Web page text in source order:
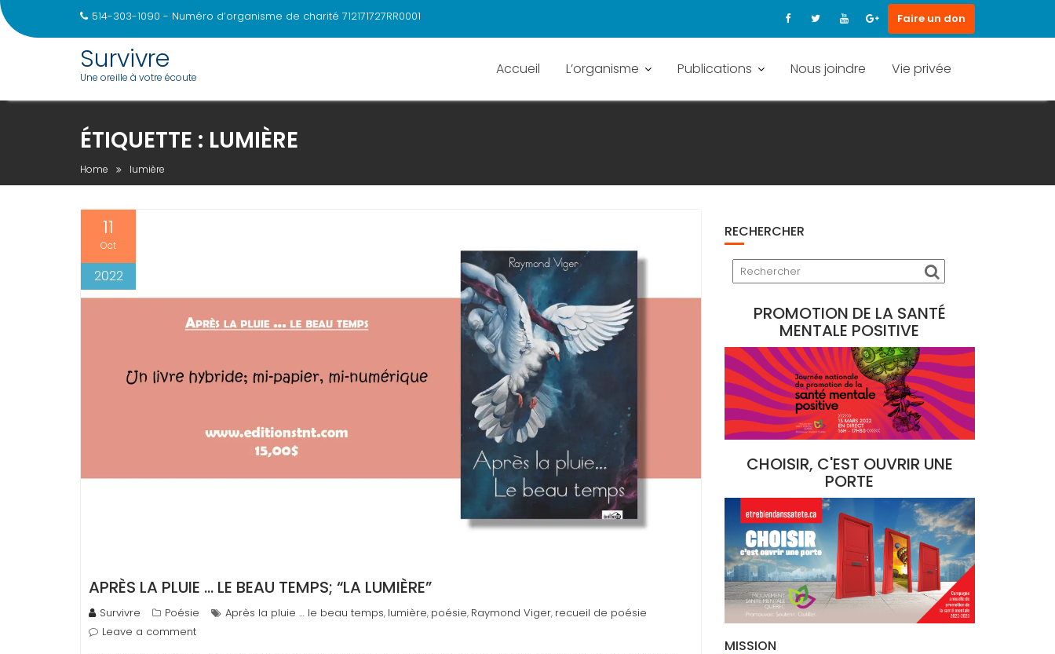
514-303-1090 - Numéro d’organisme de charité 712171727RR0001 Faire un don
Survivre
Une oreille à votre écoute Accueil L’organisme Publications Nous joindre Vie privée
ÉTIQUETTE : LUMIÈRE
Home lumière
11
Oct
2022
APRÈS LA PLUIE … LE BEAU TEMPS; “LA LUMIÈRE”
Survivre Poésie Après la pluie … le beau temps, lumière, poésie, Raymond Viger, recueil de poésie
Leave a comment
RECHERCHER
PROMOTION DE LA SANTÉ
MENTALE POSITIVE
CHOISIR, C'EST OUVRIR UNE
PORTE
MISSION